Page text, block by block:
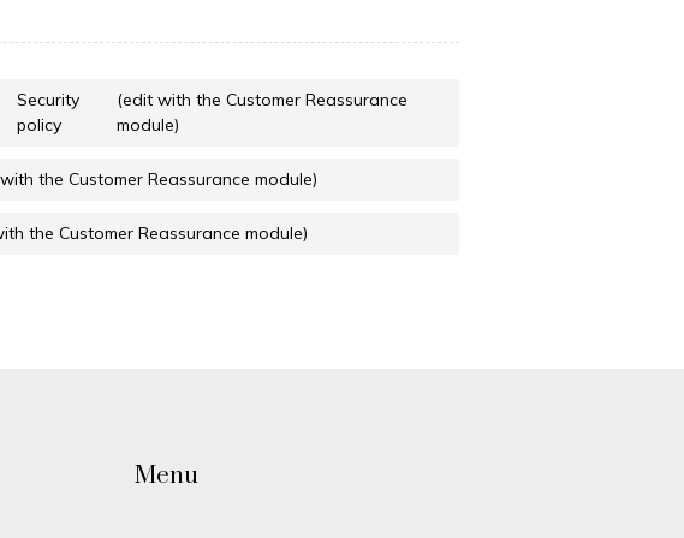
Security
policy
(edit with the Customer Reassurance
module)
the Customer Reassurance module)
the Customer Reassurance module)
Menu